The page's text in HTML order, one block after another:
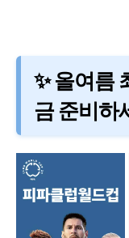
✨ 올여름
금 준비하